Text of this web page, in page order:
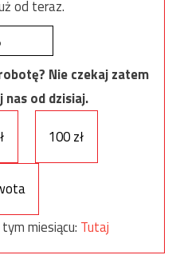
od teraz.
Nie czekaj zatem
od dzisiaj.
100 zł
miesiącu: Tutaj